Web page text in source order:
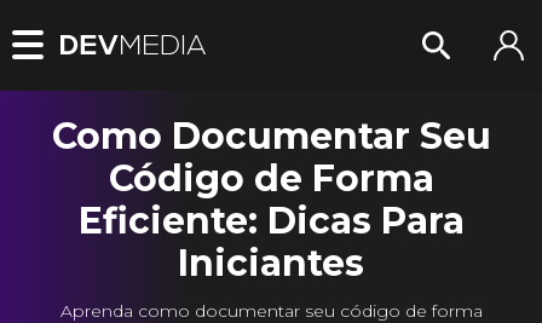
Como Documentar Seu
Código de Forma
Eficiente: Dicas Para
Iniciantes
Aprenda como documentar seu código de forma